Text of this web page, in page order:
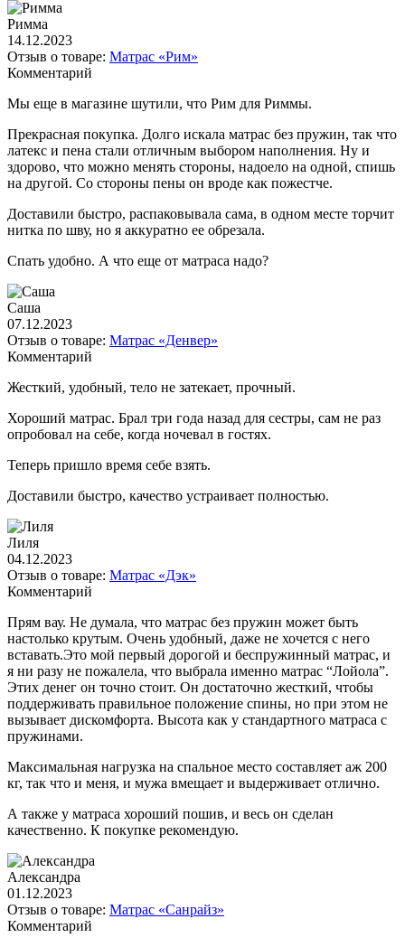
Римма
14.12.2023
Отзыв о товаре: Матрас «Рим»
Комментарий
Мы еще в магазине шутили, что Рим для Риммы.
Прекрасная покупка. Долго искала матрас без пружин, так что
латекс и пена стали отличным выбором наполнения. Ну и
здорово, что можно менять стороны, надоело на одной, спишь
на другой. Со стороны пены он вроде как пожестче.
Доставили быстро, распаковывала сама, в одном месте торчит
нитка по шву, но я аккуратно ее обрезала.
Спать удобно. А что еще от матраса надо?
Саша
07.12.2023
Отзыв о товаре: Матрас «Денвер»
Комментарий
Жесткий, удобный, тело не затекает, прочный.
Хороший матрас. Брал три года назад для сестры, сам не раз
опробовал на себе, когда ночевал в гостях.
Теперь пришло время себе взять.
Доставили быстро, качество устраивает полностью.
Лиля
04.12.2023
Отзыв о товаре: Матрас «Дэк»
Комментарий
Прям вау. Не думала, что матрас без пружин может быть
настолько крутым. Очень удобный, даже не хочется с него
вставать.Это мой первый дорогой и беспружинный матрас, и
я ни разу не пожалела, что выбрала именно матрас “Лойола”.
Этих денег он точно стоит. Он достаточно жесткий, чтобы
поддерживать правильное положение спины, но при этом не
вызывает дискомфорта. Высота как у стандартного матраса с
пружинами.
Максимальная нагрузка на спальное место составляет аж 200
кг, так что и меня, и мужа вмещает и выдерживает отлично.
А также у матраса хороший пошив, и весь он сделан
качественно. К покупке рекомендую.
Александра
01.12.2023
Отзыв о товаре: Матрас «Санрайз»
Комментарий